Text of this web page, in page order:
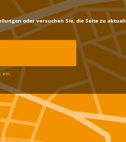
oder versuchen Sie, die Seite zu
ein.